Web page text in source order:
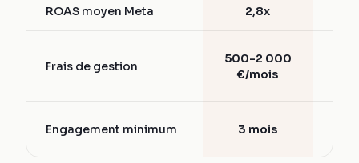
ROAS moyen Meta 2,8x
Frais de gestion
500-2 000
€/mois
Engagement minimum 3 mois